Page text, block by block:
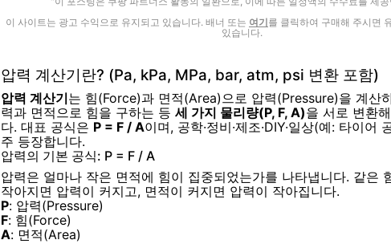
이 사이트는 광고 수익으로 유지되고 있습니다. 배너 또는 여기를 클릭하여 구매해 주시면
있습니다.
압력 계산기란? (Pa, kPa, MPa, bar, atm, psi 변환 포함)
압력 계산기는 힘(Force)과 면적(Area)으로 압력(Pressure)을 계산
력과 면적으로 힘을 구하는 등 세 가지 물리량(P, F, A)을 서로 변환
다. 대표 공식은 P = F / A이며, 공학·정비·제조·DIY·일상(예: 타이어
주 등장합니다.
압력의 기본 공식: P = F / A
압력은 얼마나 작은 면적에 힘이 집중되었는가를 나타냅니다. 같은
작아지면 압력이 커지고, 면적이 커지면 압력이 작아집니다.
P: 압력(Pressure)
F: 힘(Force)
A: 면적(Area)